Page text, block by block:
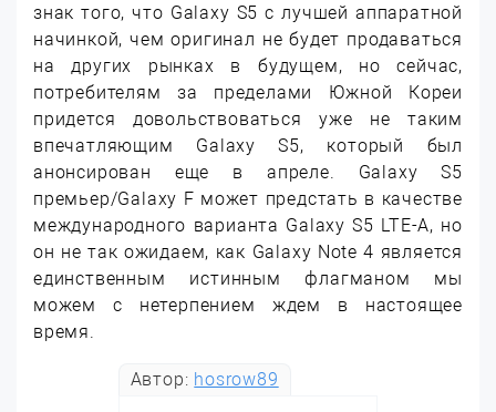
знак того, что Galaxy S5 с лучшей аппаратной
начинкой, чем оригинал не будет продаваться
на других рынках в будущем, но сейчас,
потребителям за пределами Южной Кореи
придется довольствоваться уже не таким
впечатляющим Galaxy S5, который был
анонсирован еще в апреле. Galaxy S5
премьер/Galaxy F может предстать в качестве
международного варианта Galaxy S5 LTE-A, но
он не так ожидаем, как Galaxy Note 4 является
единственным истинным флагманом мы
можем с нетерпением ждем в настоящее
время.
Автор: hosrow89